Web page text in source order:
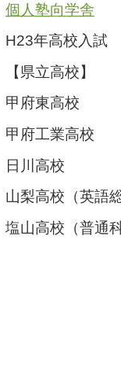
個人塾向学舎
H23年高校入試
【県立高校】
甲府東高校
甲府工業高校
日川
山梨高校（英語
塩山高校（普